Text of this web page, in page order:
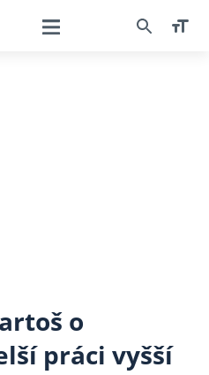
o
práci vyšší